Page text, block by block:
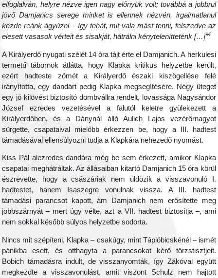
elfoglalván, helyre nézve igen nagy előnyük volt; továbbá a jobbrul
jövő Damjanics serege minket is ellennek nézvén, irgalmatlanul
kezde reánk ágyúzni – így tehát, mit vala mást tenni, felszedve az
elesett vasasok vérteit és sisakját, hátrálni kénytelenítteténk […]”4
A Királyerdő nyugati szélét 14 óra tájt érte el Damjanich. A herkulesi
termetű tábornok átlátta, hogy Klapka kritikus helyzetbe került,
ezért hadteste zömét a Királyerdő északi kiszögellése felé
irányította, egy dandárt pedig Klapka megsegítésére. Négy üteget
egy jó kilövést biztosító dombvállra rendelt, lovassága Nagysándor
József ezredes vezetésével a falutól keletre gyülekezett a
Királyerdőben, és a Dánynál álló Aulich Lajos vezérőrnagyot
sürgette, csapataival mielőbb érkezzen be, hogy a III. hadtest
támadásával ellensúlyozni tudja a Klapkára nehezedő nyomást.
Kiss Pál alezredes dandára még be sem érkezett, amikor Klapka
csapatai meghátráltak. Az állásaiban kitartó Damjanich 15 óra körül
észrevette, hogy a császáriak nem üldözik a visszavonuló I.
hadtestet, hanem Isaszegre vonulnak vissza. A III. hadtest
támadási parancsot kapott, ám Damjanich nem erősítette meg
jobbszárnyát – mert úgy vélte, azt a VII. hadtest biztosítja –, ami
nem sokkal később súlyos helyzetbe sodorta.
Nincs mit szépíteni, Klapka – csakúgy, mint Tápióbicskénél – ismét
pánikba esett, és otthagyta a parancsokat kérő törzstisztjeit.
Bobich támadásra indult, de visszanyomták, így Zákóval együtt
megkezdte a visszavonulást, amit viszont Schulz nem hajtott